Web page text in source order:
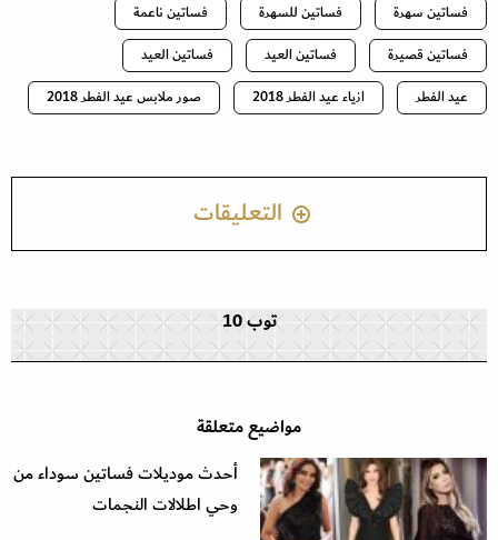
فساتين سهرة
فساتين للسهرة
فساتين ناعمة
فساتين قصيرة
فساتين العيد
فساتين العيد
عيد الفطر
ازياء عيد الفطر 2018 صور ملابس عيد الفطر 2018
التعليقات
توب 10
مواضيع متعلقة
أحدث موديلات فساتين سوداء من
وحي اطلالات النجمات